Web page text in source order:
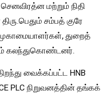
மற்றும் நிதி
சம்பத் குரே
துறைத்
கலந்துகொண்டனர்.
வைக்கப்பட்ட HNB
PLC நிறுவனத்தின் தங்கக்